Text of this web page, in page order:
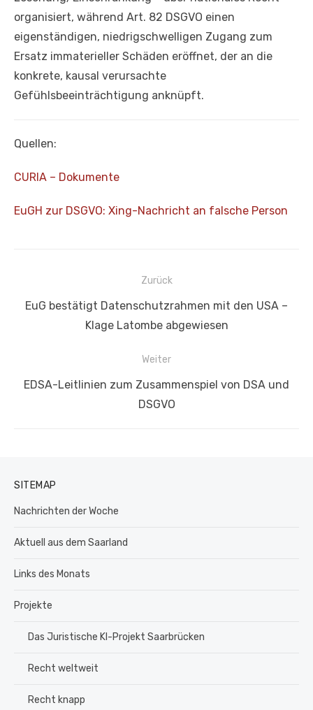
organisiert, während Art. 82 DSGVO einen
eigenständigen, niedrigschwelligen Zugang zum
Ersatz immaterieller Schäden eröffnet, der an die
konkrete, kausal verursachte
Gefühlsbeeinträchtigung anknüpft.
Quellen:
CURIA – Dokumente
EuGH zur DSGVO: Xing-Nachricht an falsche Person
Beitragsnavigation
Zurück
Vorheriger
EuG bestätigt Datenschutzrahmen mit den USA –
Klage Latombe abgewiesen
Weiter
Nächster
EDSA-Leitlinien zum Zusammenspiel von DSA und
DSGVO
SITEMAP
Nachrichten der Woche
Aktuell aus dem Saarland
Links des Monats
Projekte
Das Juristische KI-Projekt Saarbrücken
Recht weltweit
Recht knapp